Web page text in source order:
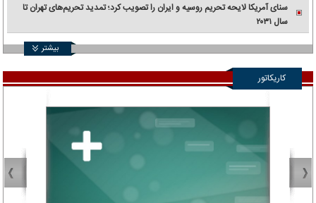
سنای آمریکا لایحه تحریم روسیه و ایران را تصویب کرد؛ تمدید تحریم‌های تهران تا
سال ۲۰۳۱
بیشتر
کاریکاتور